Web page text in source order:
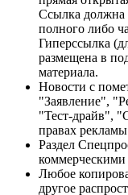
Ссылка должна
полного либо
Гиперссылка
размещена в
материала.
Новости с
"Заявление",
"Тест-драйв",
правах
Раздел
коммерческими
Любое
другое